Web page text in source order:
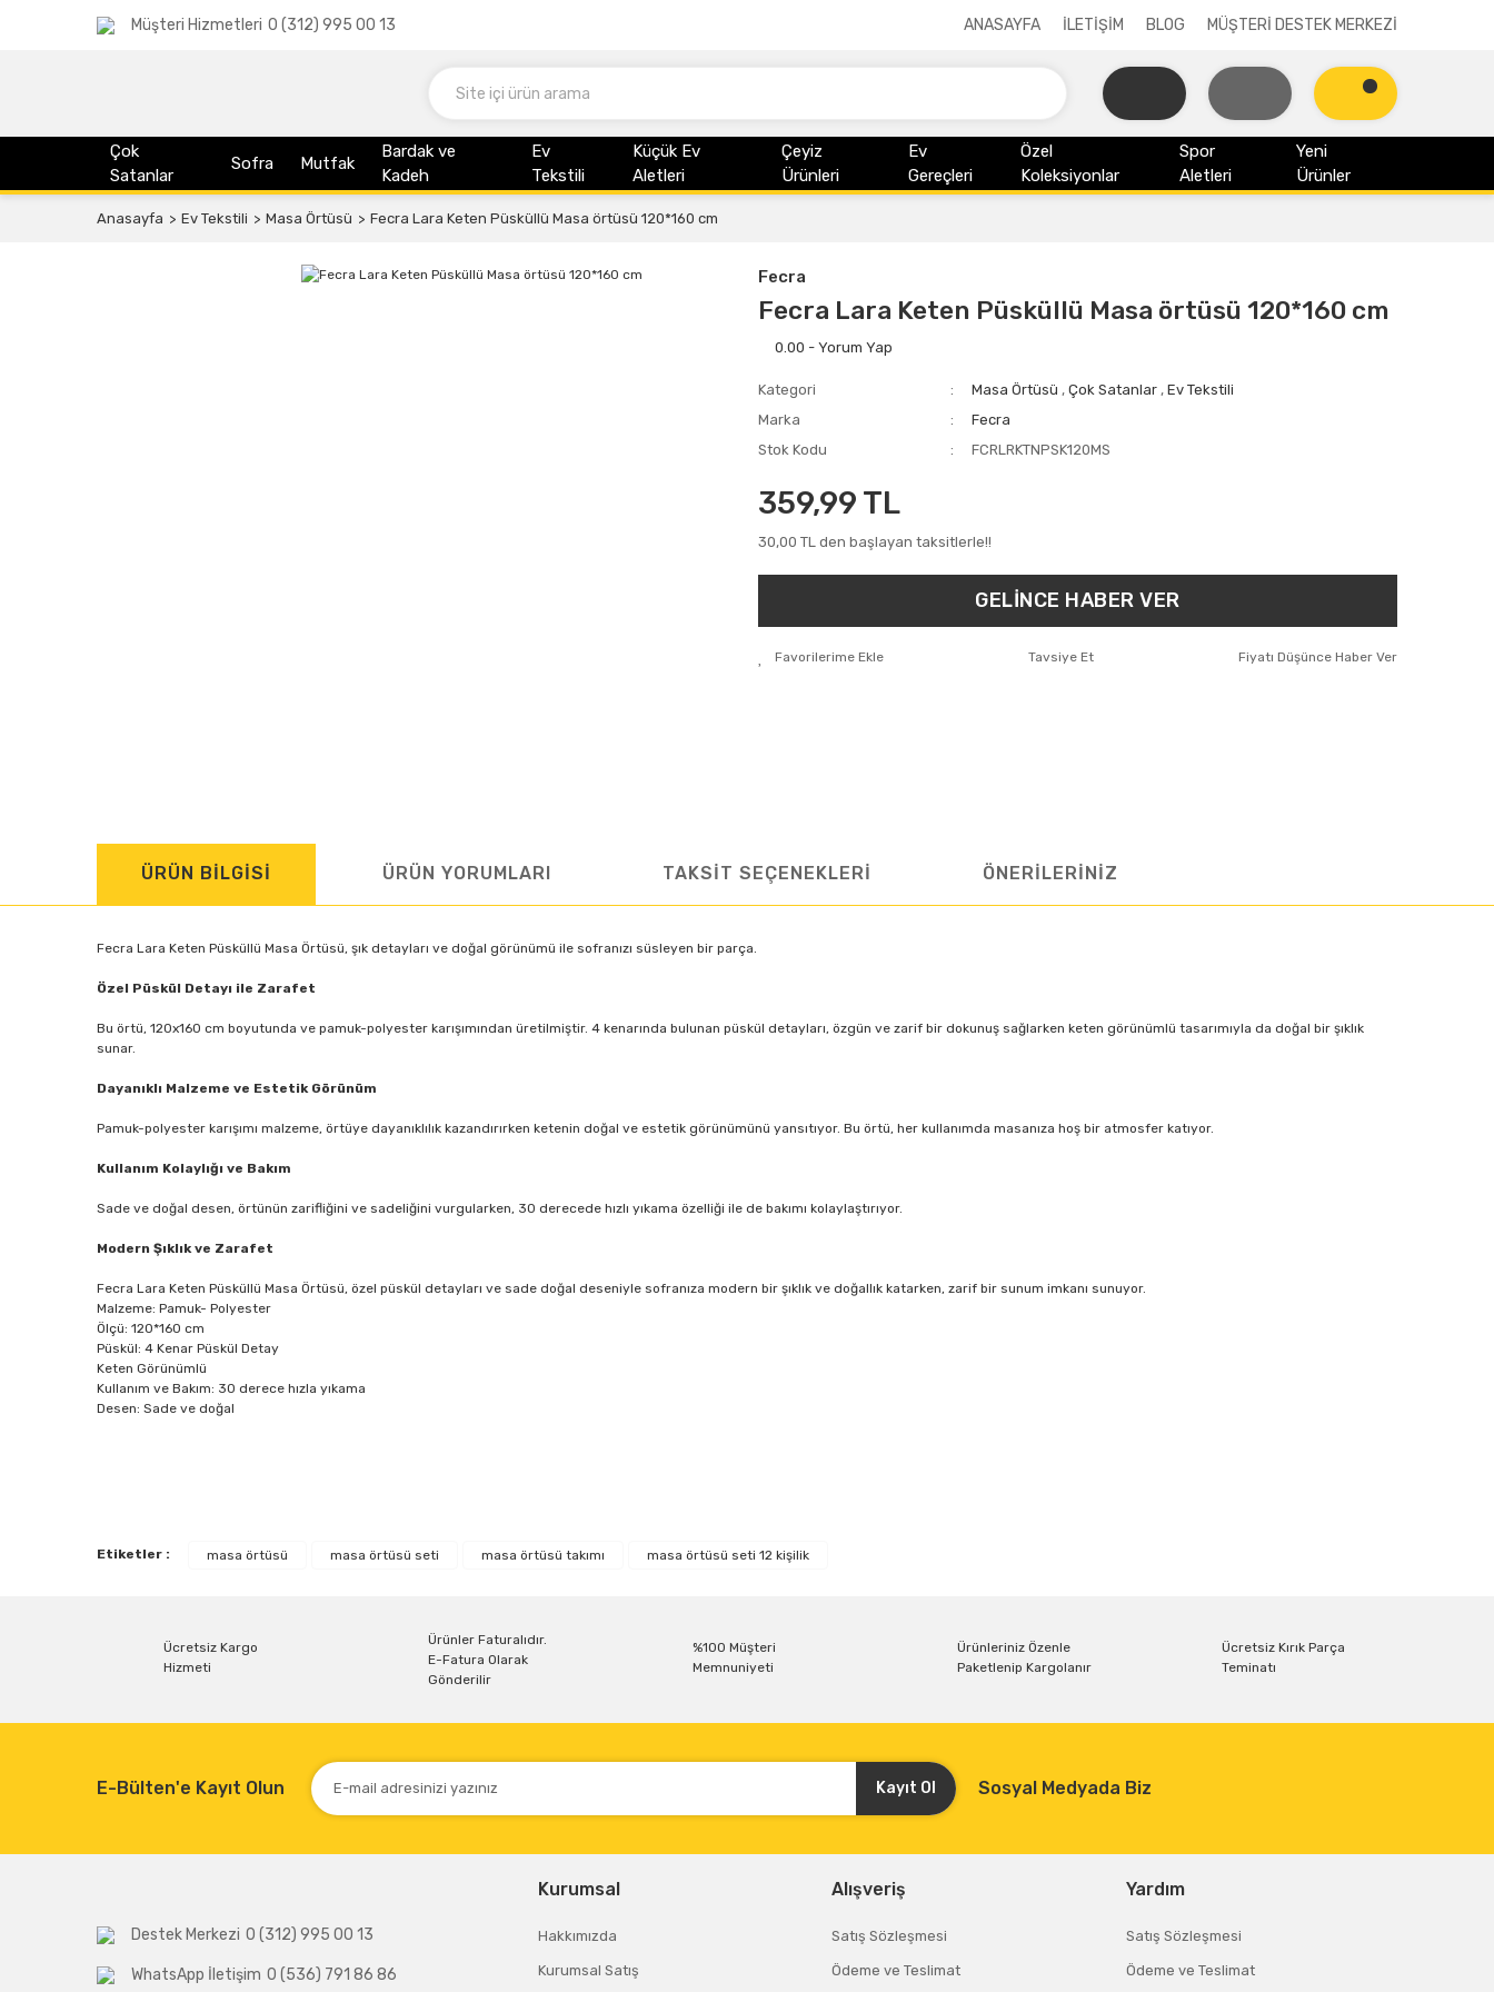
Müşteri Hizmetleri 0 (312) 995 00 13 ANASAYFA İLETİŞİM BLOG MÜŞTERİ DESTEK MERKEZİ
Çok
Satanlar
Sofra Mutfak
Bardak ve
Kadeh
Ev
Tekstili
Küçük Ev
Aletleri
Çeyiz
Ürünleri
Ev
Gereçleri
Özel
Koleksiyonlar
Spor
Aletleri
Yeni
Ürünler
Anasayfa Ev Tekstili Masa Örtüsü Fecra Lara Keten Püsküllü Masa örtüsü 120*160 cm
Fecra
Fecra Lara Keten Püsküllü Masa örtüsü 120*160 cm
0.00 - Yorum Yap
Kategori Masa Örtüsü , Çok Satanlar , Ev Tekstili
Marka
Fecra
Stok Kodu
FCRLRKTNPSK120MS
359,99 TL
30,00 TL den başlayan taksitlerle!!
GELİNCE HABER VER
Tavsiye Et Fiyatı Düşünce Haber Ver
ÜRÜN BİLGİSİ ÜRÜN YORUMLARI TAKSİT SEÇENEKLERİ ÖNERİLERİNİZ
Fecra Lara Keten Püsküllü Masa Örtüsü, şık detayları ve doğal görünümü ile sofranızı süsleyen bir parça.
Özel Püskül Detayı ile Zarafet
Bu örtü, 120x160 cm boyutunda ve pamuk-polyester karışımından üretilmiştir. 4 kenarında bulunan püskül detayları, özgün ve zarif bir dokunuş sağlarken keten görünümlü tasarımıyla da doğal bir şıklık
sunar.
Dayanıklı Malzeme ve Estetik Görünüm
Pamuk-polyester karışımı malzeme, örtüye dayanıklılık kazandırırken ketenin doğal ve estetik görünümünü yansıtıyor. Bu örtü, her kullanımda masanıza hoş bir atmosfer katıyor.
Kullanım Kolaylığı ve Bakım
Sade ve doğal desen, örtünün zarifliğini ve sadeliğini vurgularken, 30 derecede hızlı yıkama özelliği ile de bakımı kolaylaştırıyor.
Modern Şıklık ve Zarafet
Fecra Lara Keten Püsküllü Masa Örtüsü, özel püskül detayları ve sade doğal deseniyle sofranıza modern bir şıklık ve doğallık katarken, zarif bir sunum imkanı sunuyor.
Malzeme: Pamuk- Polyester
Ölçü: 120*160 cm
Püskül: 4 Kenar Püskül Detay
Keten Görünümlü
Kullanım ve Bakım: 30 derece hızla yıkama
Desen: Sade ve doğal
Ürün fiyatı diğer sitelerden daha pahalı.
Etiketler : masa örtüsü masa örtüsü seti masa örtüsü takımı masa örtüsü seti 12 kişilik
Ücretsiz Kargo
Hizmeti
Ürünler Faturalıdır.
E-Fatura Olarak
Gönderilir
%100 Müşteri
Memnuniyeti
Ürünleriniz Özenle
Paketlenip Kargolanır
Ücretsiz Kırık Parça
Teminatı
E-Bülten'e Kayıt Olun Kayıt Ol Sosyal Medyada Biz
Destek Merkezi 0 (312) 995 00 13
WhatsApp İletişim 0 (536) 791 86 86
Kurumsal
Hakkımızda
Kurumsal Satış
Alışveriş
Satış Sözleşmesi
Ödeme ve Teslimat
Yardım
Satış Sözleşmesi
Ödeme ve Teslimat